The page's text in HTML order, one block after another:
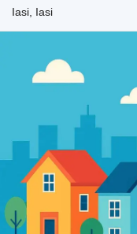
Iasi, Iasi